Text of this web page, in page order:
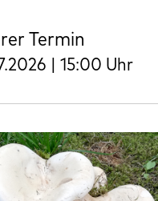
Termin
| 15:00 Uhr